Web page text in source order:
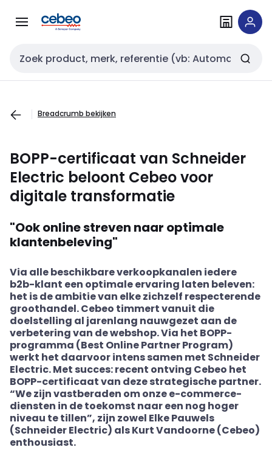
naar
naar
Zoekveld invoer
Breadcrumb bekijken
BOPP-certificaat van Schneider
Electric beloont Cebeo voor
digitale transformatie
"Ook online streven naar optimale
klantenbeleving"
Via alle beschikbare verkoopkanalen iedere
b2b-klant een optimale ervaring laten beleven:
het is de ambitie van elke zichzelf respecterende
groothandel. Cebeo timmert vanuit die
doelstelling al jarenlang nauwgezet aan de
verbetering van de webshop. Via het BOPP-
programma (Best Online Partner Program)
werkt het daarvoor intens samen met Schneider
Electric. Met succes: recent ontving Cebeo het
BOPP-certificaat van deze strategische partner.
“We zijn vastberaden om onze e-commerce-
diensten in de toekomst naar een nog hoger
niveau te tillen”, zijn zowel Elke Pauwels
(Schneider Electric) als Kurt Vandoorne (Cebeo)
enthousiast.